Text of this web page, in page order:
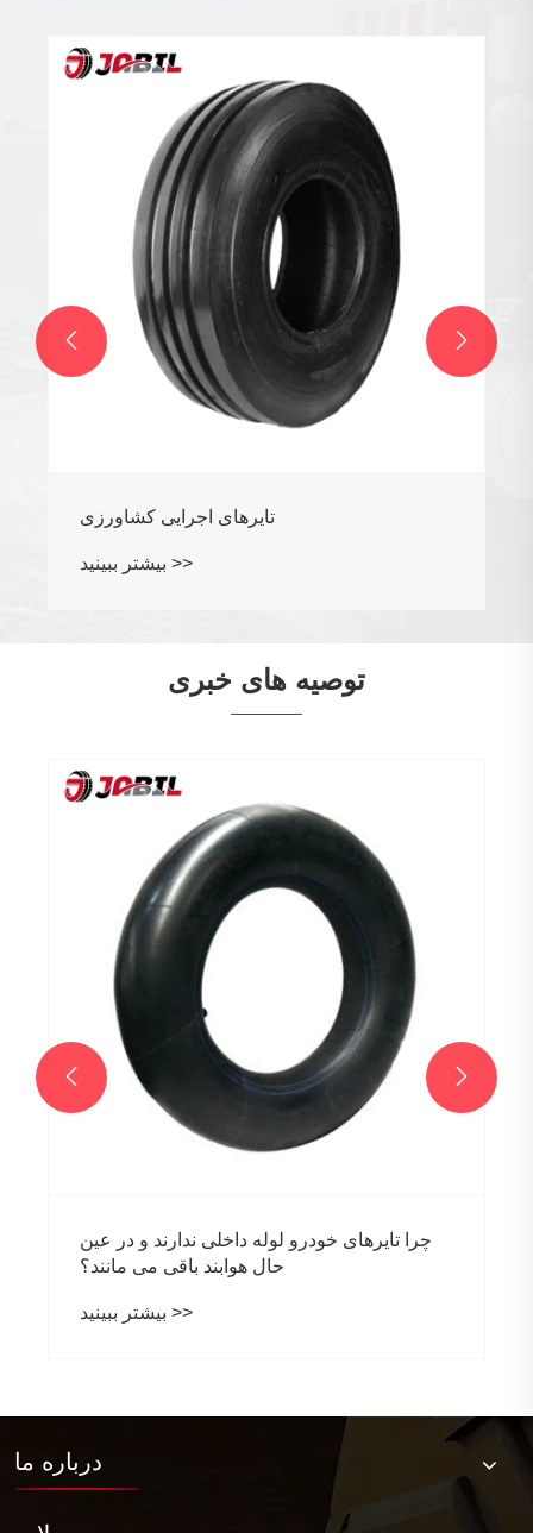
بیشتر ببینید >>
 
توصیه های خبری
چرا تایرهای جامد به روز رسانی نهایی برای
کارهای سنگین هستند؟
بیشتر ببینید >>
 
درباره ما